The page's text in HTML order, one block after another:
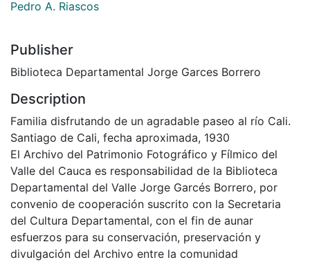
Pedro A. Riascos
Publisher
Biblioteca Departamental Jorge Garces Borrero
Description
Familia disfrutando de un agradable paseo al río Cali.
Santiago de Cali, fecha aproximada, 1930
El Archivo del Patrimonio Fotográfico y Fílmico del
Valle del Cauca es responsabilidad de la Biblioteca
Departamental del Valle Jorge Garcés Borrero, por
convenio de cooperación suscrito con la Secretaria
del Cultura Departamental, con el fin de aunar
esfuerzos para su conservación, preservación y
divulgación del Archivo entre la comunidad